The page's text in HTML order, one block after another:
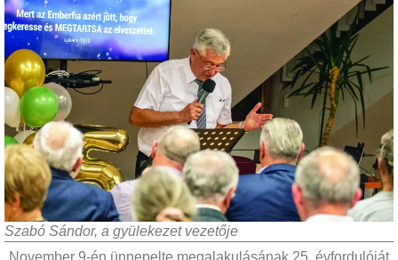
Szabó Sándor, a gyülekezet vezetője
November 9-én ünnepelte megalakulásának 25. évfordulóját